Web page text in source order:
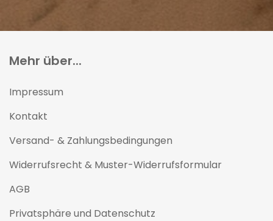
Mehr über...
Impressum
Kontakt
Versand- & Zahlungsbedingungen
Widerrufsrecht & Muster-Widerrufsformular
AGB
Privatsphäre und Datenschutz